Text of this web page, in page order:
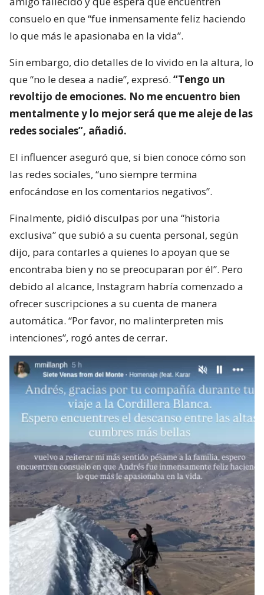
consuelo en que “fue inmensamente feliz haciendo
lo que más le apasionaba en la vida”.
Sin embargo, dio detalles de lo vivido en la altura, lo
que “no le desea a nadie”, expresó. “Tengo un
revoltijo de emociones. No me encuentro bien
mentalmente y lo mejor será que me aleje de las
redes sociales”, añadió.
El influencer aseguró que, si bien conoce cómo son
las redes sociales, “uno siempre termina
enfocándose en los comentarios negativos”.
Finalmente, pidió disculpas por una “historia
exclusiva” que subió a su cuenta personal, según
dijo, para contarles a quienes lo apoyan que se
encontraba bien y no se preocuparan por él”. Pero
debido al alcance, Instagram habría comenzado a
ofrecer suscripciones a su cuenta de manera
automática. “Por favor, no malinterpreten mis
intenciones”, rogó antes de cerrar.